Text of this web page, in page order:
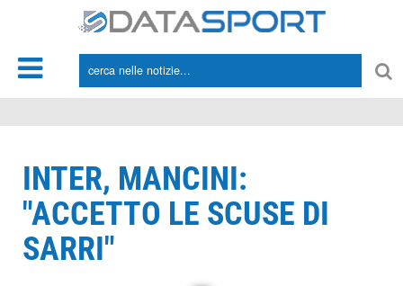
INTER, MANCINI:
"ACCETTO LE SCUSE DI
SARRI"